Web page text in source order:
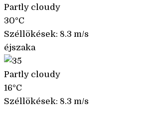
Partly cloudy
30°C
Széllökések: 8.3 m/s
éjszaka
Partly cloudy
16°C
Széllökések: 8.3 m/s